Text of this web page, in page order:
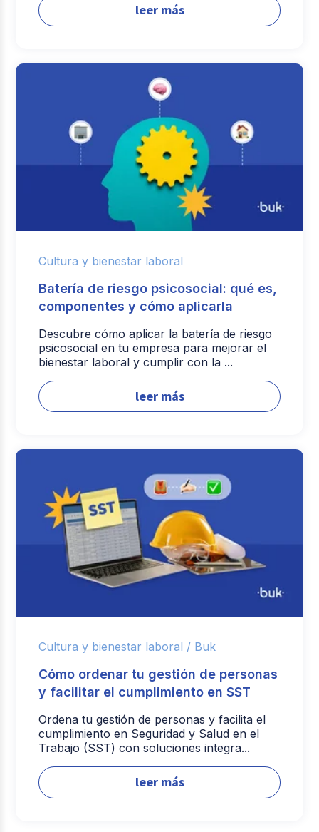
leer más
Cultura y bienestar laboral
Batería de riesgo psicosocial: qué es,
componentes y cómo aplicarla
Descubre cómo aplicar la batería de riesgo
psicosocial en tu empresa para mejorar el
bienestar laboral y cumplir con la ...
leer más
Cultura y bienestar laboral / Buk
Cómo ordenar tu gestión de personas
y facilitar el cumplimiento en SST
Ordena tu gestión de personas y facilita el
cumplimiento en Seguridad y Salud en el
Trabajo (SST) con soluciones integra...
leer más